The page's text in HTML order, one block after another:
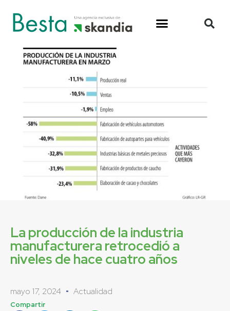
La producción de la industria
manufacturera retrocedió a
niveles de hace cuatro años
mayo 17, 2024 Actualidad
Compartir